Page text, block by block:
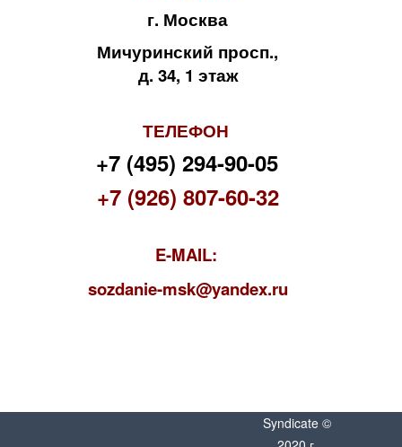
г. Москва
Мичуринский просп.,
д. 34, 1 этаж
ТЕЛЕФОН
+7 (495) 294-90-05
+7 (926) 807-60-32
E-MAIL:
sozdanie-msk@yandex.ru
Syndicate ©